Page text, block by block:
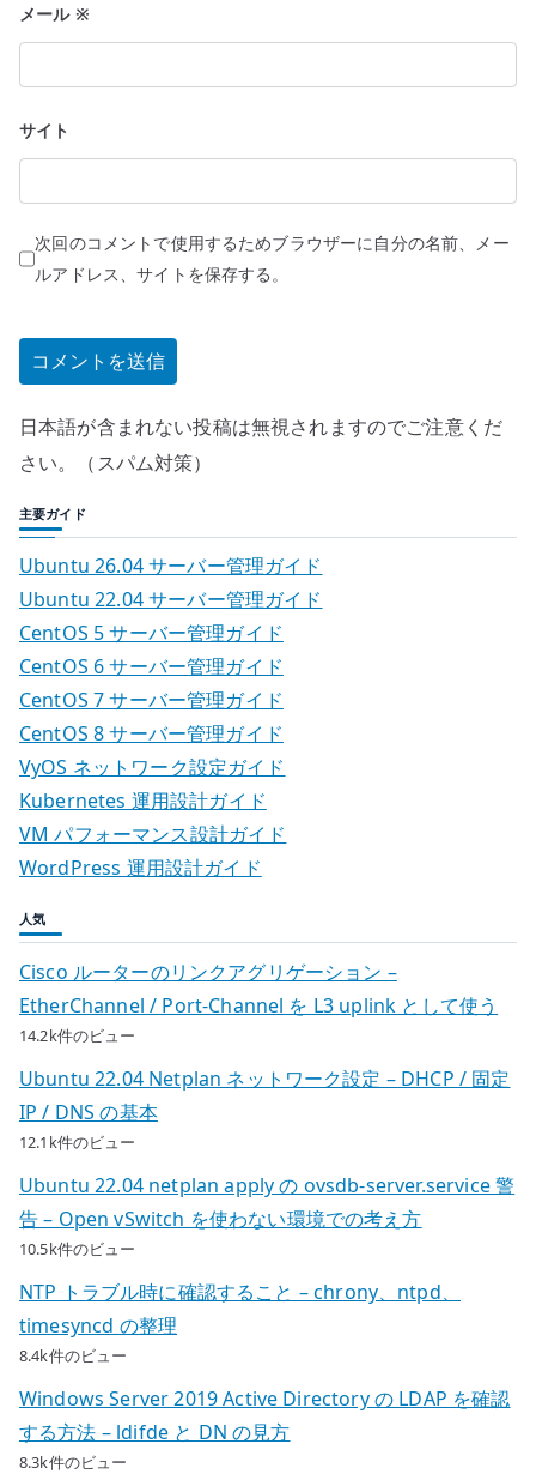
メール ※
サイト
次回のコメントで使用するためブラウザーに自分の名前、メー
ルアドレス、サイトを保存する。
日本語が含まれない投稿は無視されますのでご注意くだ
さい。（スパム対策）
主要ガイド
Ubuntu 26.04 サーバー管理ガイド
Ubuntu 22.04 サーバー管理ガイド
CentOS 5 サーバー管理ガイド
CentOS 6 サーバー管理ガイド
CentOS 7 サーバー管理ガイド
CentOS 8 サーバー管理ガイド
VyOS ネットワーク設定ガイド
Kubernetes 運用設計ガイド
VM パフォーマンス設計ガイド
WordPress 運用設計ガイド
人気
Cisco ルーターのリンクアグリゲーション –
EtherChannel / Port-Channel を L3 uplink として使う
14.2k件のビュー
Ubuntu 22.04 Netplan ネットワーク設定 – DHCP / 固定
IP / DNS の基本
12.1k件のビュー
Ubuntu 22.04 netplan apply の ovsdb-server.service 警
告 – Open vSwitch を使わない環境での考え方
10.5k件のビュー
NTP トラブル時に確認すること – chrony、ntpd、
timesyncd の整理
8.4k件のビュー
Windows Server 2019 Active Directory の LDAP を確認
する方法 – ldifde と DN の見方
8.3k件のビュー